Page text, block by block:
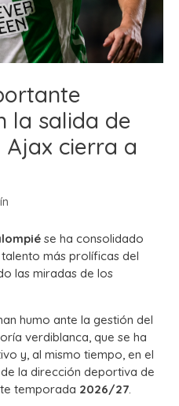
la salida de
Ajax cierra a
se ha consolidado
más prolíficas del
las miradas de los
humo ante la gestión del
verdiblanca, que se ha
y, al mismo tiempo, en el
la dirección deportiva de
temporada 2026/27.